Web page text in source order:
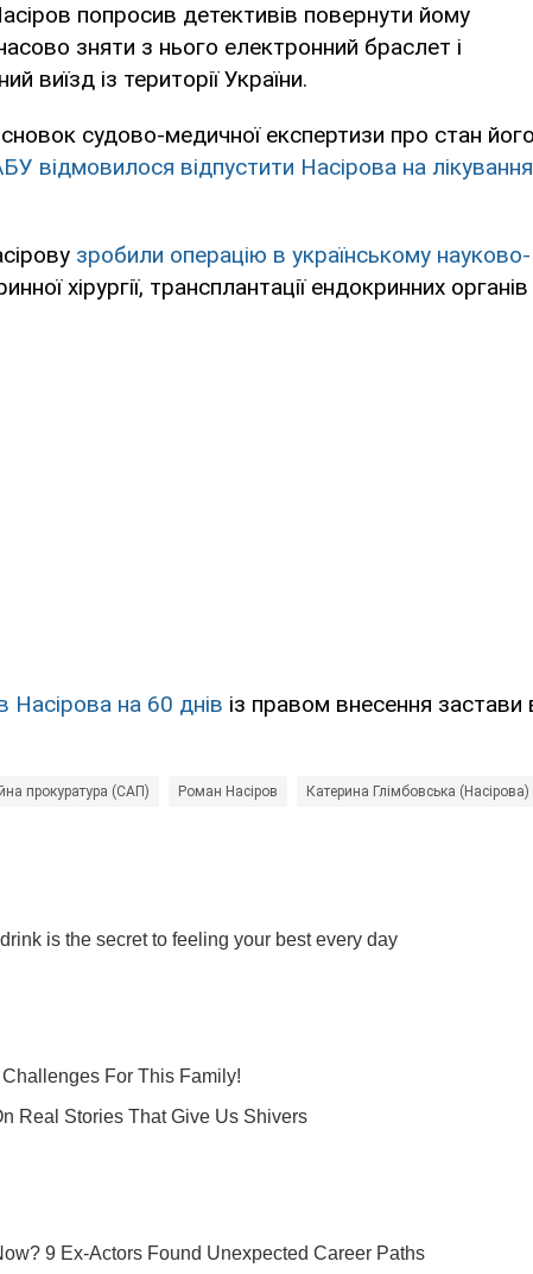
попросив детективів повернути йому
зняти з нього електронний браслет і
виїзд із території України.
судово-медичної експертизи про стан його
відмовилося відпустити Насірова на лікування
зробили операцію в українському науково-
хірургії, трансплантації ендокринних органів
Насірова на 60 днів із правом внесення застави
прокуратура (САП) Роман Насіров Катерина Глімбовська (Насірова)